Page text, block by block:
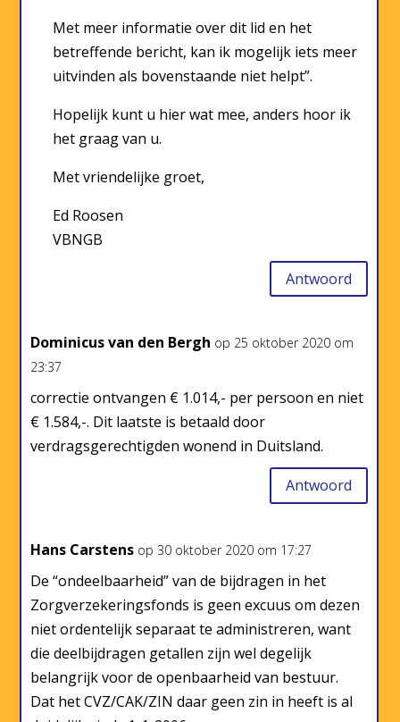
Met meer informatie over dit lid en het
betreffende bericht, kan ik mogelijk iets meer
uitvinden als bovenstaande niet helpt”.
Hopelijk kunt u hier wat mee, anders hoor ik
het graag van u.
Met vriendelijke groet,
Ed Roosen
VBNGB
Antwoord
Dominicus van den Bergh op 25 oktober 2020 om
23:37
correctie ontvangen € 1.014,- per persoon en niet
€ 1.584,-. Dit laatste is betaald door
verdragsgerechtigden wonend in Duitsland.
Antwoord
Hans Carstens op 30 oktober 2020 om 17:27
De “ondeelbaarheid” van de bijdragen in het
Zorgverzekeringsfonds is geen excuus om dezen
niet ordentelijk separaat te administreren, want
die deelbijdragen getallen zijn wel degelijk
belangrijk voor de openbaarheid van bestuur.
Dat het CVZ/CAK/ZIN daar geen zin in heeft is al